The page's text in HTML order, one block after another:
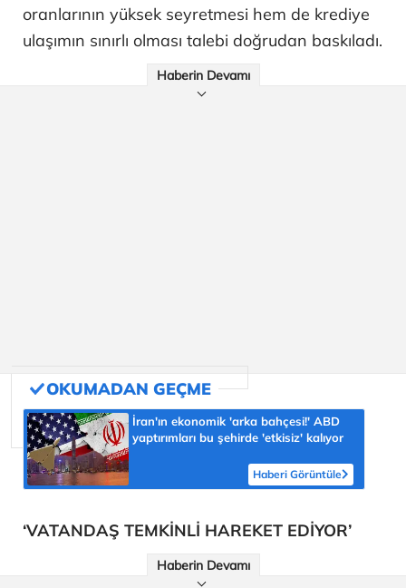
oranlarının yüksek seyretmesi hem de krediye
ulaşımın sınırlı olması talebi doğrudan baskıladı.
Haberin Devamı
İran'ın ekonomik 'arka bahçesi!' ABD
yaptırımları bu şehirde 'etkisiz' kalıyor
Haberi Görüntüle
‘VATANDAŞ TEMKİNLİ HAREKET EDİYOR’
Haberin Devamı